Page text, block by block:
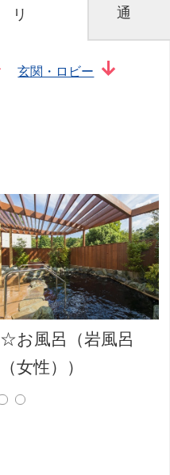
リ
通
玄関・ロビー
☆お風呂（岩風呂
（女性））